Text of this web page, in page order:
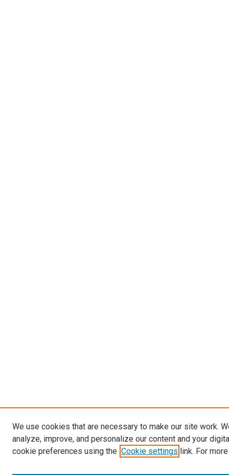
We use cookies that are necessary to make our site work.
analyze, improve, and personalize our content and your
cookie preferences using the Cookie settings link. For